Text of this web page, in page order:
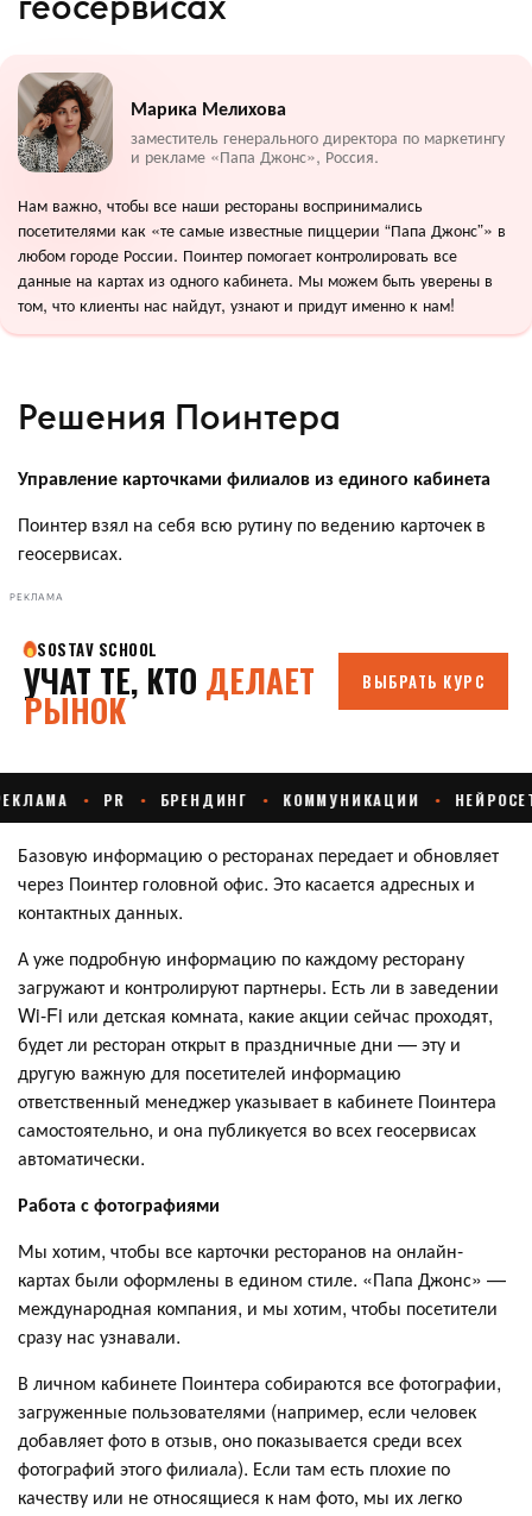
Марика Мелихова
заместитель генерального директора по маркетингу
и рекламе «Папа Джонс», Россия.
Нам важно, чтобы все наши рестораны воспринимались
посетителями как «те самые известные пиццерии “Папа Джонс”» в
любом городе России. Поинтер помогает контролировать все
данные на картах из одного кабинета. Мы можем быть уверены в
том, что клиенты нас найдут, узнают и придут именно к нам!
Решения Поинтера
Управление карточками филиалов из единого кабинета
Поинтер взял на себя всю рутину по ведению карточек в
геосервисах.
РЕКЛАМА
Базовую информацию о ресторанах передает и обновляет
через Поинтер головной офис. Это касается адресных и
контактных данных.
А уже подробную информацию по каждому ресторану
загружают и контролируют партнеры. Есть ли в заведении
Wi-Fi или детская комната, какие акции сейчас проходят,
будет ли ресторан открыт в праздничные дни — эту и
другую важную для посетителей информацию
ответственный менеджер указывает в кабинете Поинтера
самостоятельно, и она публикуется во всех геосервисах
автоматически.
Работа с фотографиями
Мы хотим, чтобы все карточки ресторанов на онлайн-
картах были оформлены в едином стиле. «Папа Джонс» —
международная компания, и мы хотим, чтобы посетители
сразу нас узнавали.
В личном кабинете Поинтера собираются все фотографии,
загруженные пользователями (например, если человек
добавляет фото в отзыв, оно показывается среди всех
фотографий этого филиала). Если там есть плохие по
качеству или не относящиеся к нам фото, мы их легко